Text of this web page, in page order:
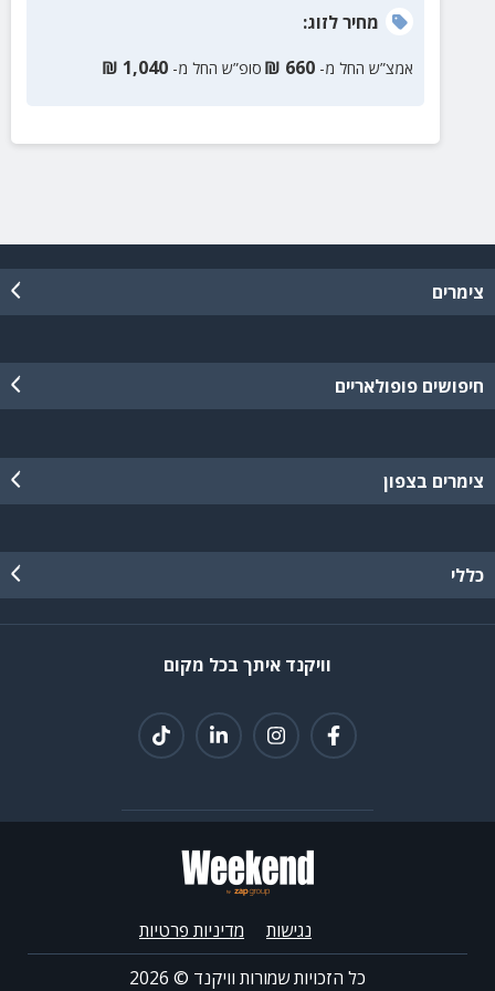
מחירלזוג:
אמצ”ש החל מ- 660
₪ סופ”ש החל מ- 1,040
₪
צימרים
חיפושים פופולאריים
צימרים בצפון
כללי
וויקנד איתך בכל מקום
נגישות
מדיניות פרטיות
כל הזכויות שמורות וויקנד © 2026